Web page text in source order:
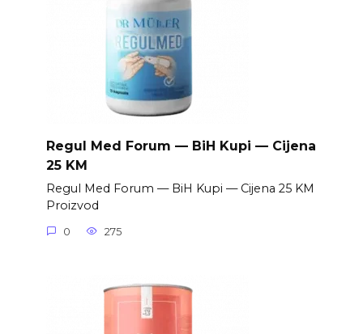
Regul Med Forum — BiH Kupi — Cijena
25 KM
Regul Med Forum — BiH Kupi — Cijena 25 KM
Proizvod
0 275